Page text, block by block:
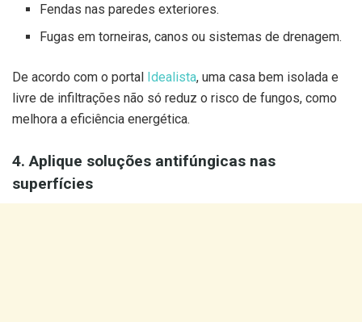
Fendas nas paredes exteriores.
Fugas em torneiras, canos ou sistemas de drenagem.
De acordo com o portal Idealista, uma casa bem isolada e
livre de infiltrações não só reduz o risco de fungos, como
melhora a eficiência energética.
4. Aplique soluções antifúngicas nas
superfícies